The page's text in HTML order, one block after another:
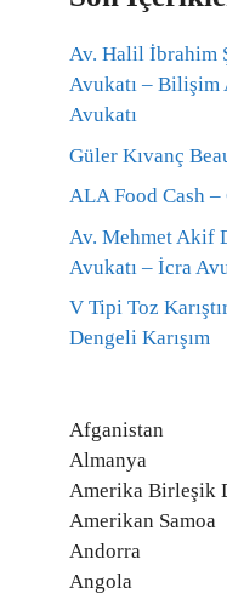
Av. Halil İbrahim
Avukatı – Bilişim
Avukatı
Güler Kıvanç
ALA Food Cash –
Av. Mehmet Akif
Avukatı – İcra
V Tipi Toz
Dengeli Karışım
Afganistan
Almanya
Amerika Birleşik
Amerikan Samoa
Andorra
Angola